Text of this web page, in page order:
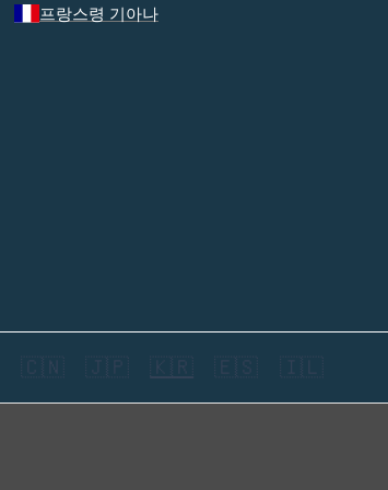
프랑스령 기아나
🇨🇳 🇯🇵 🇰🇷 🇪🇸 🇮🇱